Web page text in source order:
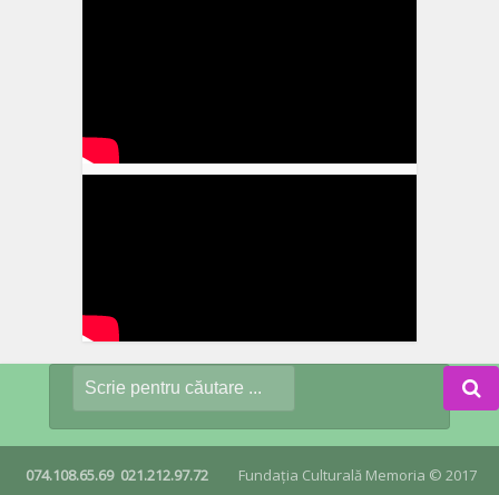
074.108.65.69 021.212.97.72 Fundația Culturală Memoria © 2017